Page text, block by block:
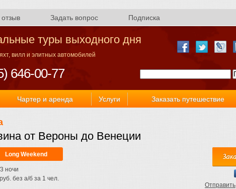
Задать вопрос Подписка
туры выходного дня
вилл и элитных автомобилей
646-00-77
Чартер и аренда Услуги Заказать путешествие
от Вероны до Венеции
Long Weekend
ночи
без а/б за 1 чел.
Отправить